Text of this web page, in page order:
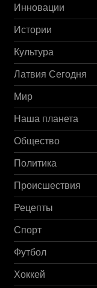
Инновации
Истории
Культура
Латвия Сегодня
Мир
Наша планета
Общество
Политика
Происшествия
Рецепты
Спорт
Футбол
Хоккей